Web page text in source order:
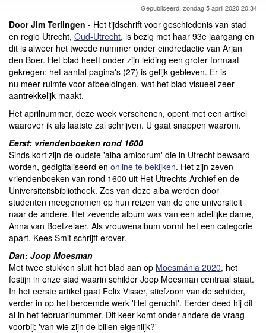
Gepubliceerd: zondag 5 april 2020 20:34
Door Jim Terlingen - Het tijdschrift voor geschiedenis van stad
en regio Utrecht, Oud-Utrecht, is bezig met haar 93e jaargang en
dit is alweer het tweede nummer onder eindredactie van Arjan
den Boer. Het blad heeft onder zijn leiding een groter formaat
gekregen; het aantal pagina's (27) is gelijk gebleven. Er is
nu meer ruimte voor afbeeldingen, wat het blad visueel zeer
aantrekkelijk maakt.
Het aprilnummer, deze week verschenen, opent met een artikel
waarover ik als laatste zal schrijven. U gaat snappen waarom.
Eerst: vriendenboeken rond 1600
Sinds kort zijn de oudste 'alba amicorum' die in Utrecht bewaard
worden, gedigitaliseerd en online te bekijken. Het zijn zeven
vriendenboeken van rond 1600 uit Het Utrechts Archief en de
Universiteitsbibliotheek. Zes van deze alba werden door
studenten meegenomen op hun reizen van de ene universiteit
naar de andere. Het zevende album was van een adellijke dame,
Anna van Boetzelaer. Als vrouwenalbum vormt het een categorie
apart. Kees Smit schrijft erover.
Dan: Joop Moesman
Met twee stukken sluit het blad aan op Moesmánia 2020, het
festijn in onze stad waarin schilder Joop Moesman centraal staat.
In het eerste artikel gaat Felix Visser, stiefzoon van de schilder,
verder in op het beroemde werk 'Het gerucht'. Eerder deed hij dit
al in het februarinummer. Dit keer komt onder andere de vraag
voorbij: 'van wie zijn de billen eigenlijk?'